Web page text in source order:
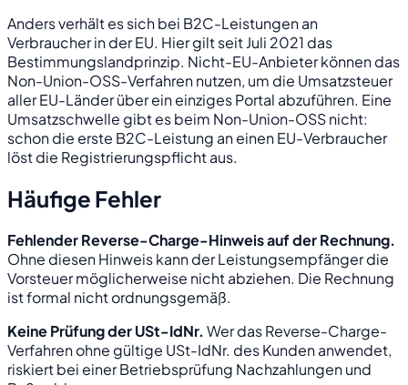
Anders verhält es sich bei B2C-Leistungen an
Verbraucher in der EU. Hier gilt seit Juli 2021 das
Bestimmungslandprinzip. Nicht-EU-Anbieter können das
Non-Union-OSS-Verfahren nutzen, um die Umsatzsteuer
aller EU-Länder über ein einziges Portal abzuführen. Eine
Umsatzschwelle gibt es beim Non-Union-OSS nicht:
schon die erste B2C-Leistung an einen EU-Verbraucher
löst die Registrierungspflicht aus.
Häufige Fehler
Fehlender Reverse-Charge-Hinweis auf der Rechnung.
Ohne diesen Hinweis kann der Leistungsempfänger die
Vorsteuer möglicherweise nicht abziehen. Die Rechnung
ist formal nicht ordnungsgemäß.
Keine Prüfung der USt-IdNr. Wer das Reverse-Charge-
Verfahren ohne gültige USt-IdNr. des Kunden anwendet,
riskiert bei einer Betriebsprüfung Nachzahlungen und